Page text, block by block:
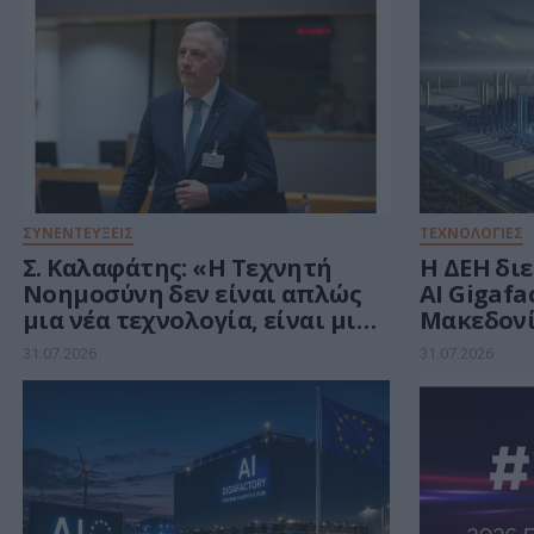
ΣΥΝΕΝΤΕΥΞΕΙΣ
Σ. Καλαφάτης: «Η Τεχνητή
Νοημοσύνη δεν είναι απλώς
μια νέα τεχνολογία, είναι μια
νέα βιομηχανική
επανάσταση»
31.07.2026
ΤΕΧΝΟΛΟΓΙΕΣ
Η ΔΕΗ
AI
31.07.2026